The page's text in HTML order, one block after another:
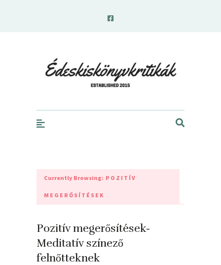
Currently Browsing: POZITÍV
MEGERŐSÍTÉSEK
Pozitív megerősítések-
Meditatív színező
felnőtteknek